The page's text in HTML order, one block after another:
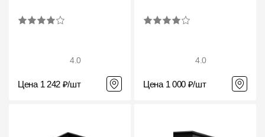
4.0
Цена 1 242 ₽/шт
4.0
Цена 1 000 ₽/шт